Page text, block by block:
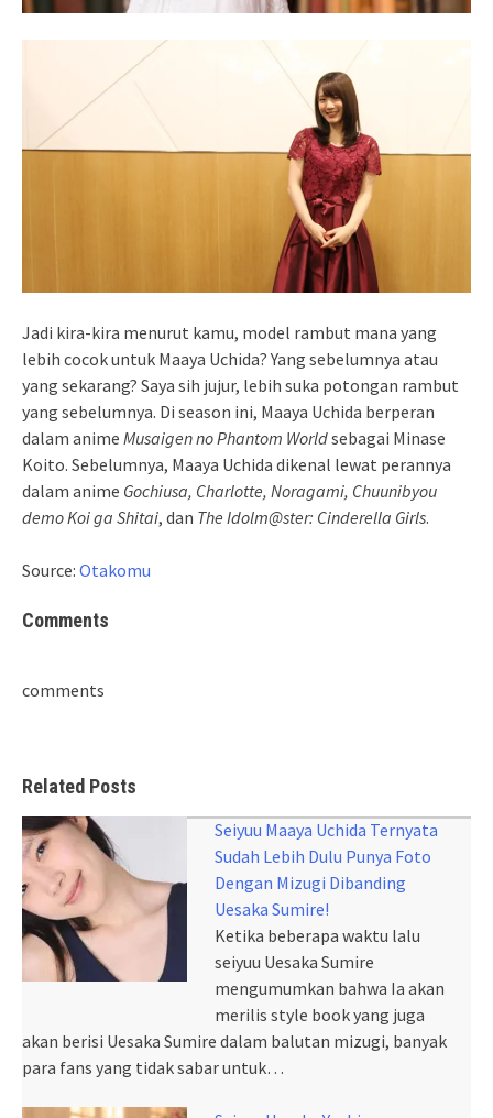
Jadi kira-kira menurut kamu, model rambut mana yang
lebih cocok untuk Maaya Uchida? Yang sebelumnya atau
yang sekarang? Saya sih jujur, lebih suka potongan rambut
yang sebelumnya. Di season ini, Maaya Uchida berperan
dalam anime Musaigen no Phantom Worldsebagai Minase
Koito. Sebelumnya, Maaya Uchida dikenal lewat perannya
dalam anime Gochiusa, Charlotte, Noragami, Chuunibyou
demo Koi ga Shitai, dan The Idolm@ster: Cinderella Girls.
Source: Otakomu
Comments
comments
Related Posts
Seiyuu Maaya Uchida Ternyata
Sudah Lebih Dulu Punya Foto
Dengan Mizugi Dibanding
Uesaka Sumire!
Ketika beberapa waktu lalu
seiyuu Uesaka Sumire
mengumumkan bahwa Ia akan
merilis style book yang juga
akan berisi Uesaka Sumire dalam balutan mizugi, banyak
para fans yang tidak sabar untuk…